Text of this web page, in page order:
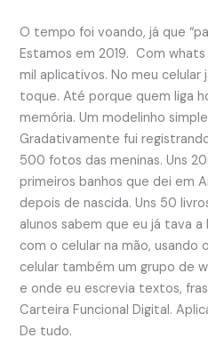
O tempo foi voando, já que
Estamos em 2019. Com
mil aplicativos. No meu celular
toque. Até porque quem liga
memória. Um modelinho
Gradativamente fui
500 fotos das meninas. Uns
primeiros banhos que dei em
depois de nascida. Uns 50
alunos sabem que eu já tava a
com o celular na mão, usando
celular também um grupo de
e onde eu escrevia textos,
Carteira Funcional Digital.
De tudo.